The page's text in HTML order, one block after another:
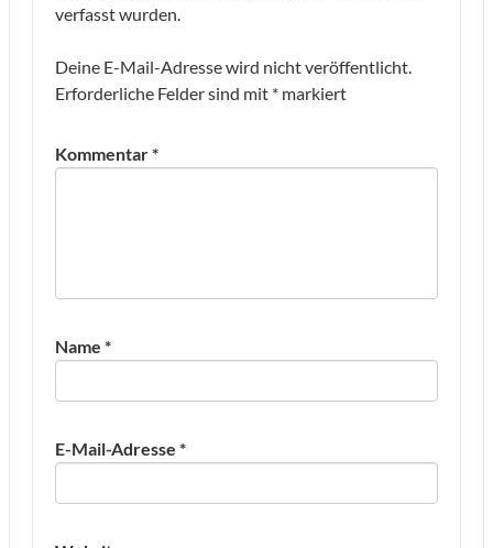
verfasst wurden.
Deine E-Mail-Adresse wird nicht veröffentlicht.
Erforderliche Felder sind mit * markiert
Kommentar*
Name *
E-Mail-Adresse *